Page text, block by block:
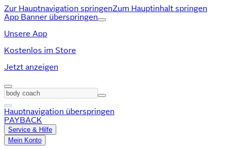
Zur Hauptnavigation springenZum Hauptinhalt springen
App Banner überspringen
Unsere App
Kostenlos im Store
Jetzt anzeigen
Hauptnavigation überspringen
PAYBACK
Service & Hilfe
Mein Konto